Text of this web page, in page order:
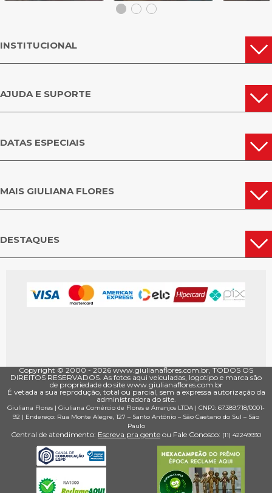
INSTITUCIONAL
AJUDA E SUPORTE
DATAS ESPECIAIS
MAIS GIULIANA FLORES
DESTAQUES
Copyright © 2000 - ­2026 www.giulianaflores.com.br, TODOS OS
DIREITOS RESERVADOS. As fotos aqui veiculadas, logotipo e marca são
de propriedade do site www.giulianaflores.com.br
É vetada a sua reprodução, total ou parcial, sem a expressa autorização da
administradora do site.
Giuliana Flores | Giuliana Comércio de Flores e Arranjos LTDA | CNPJ: 67.389.718/0001­
92 | Endereço: Rua Monte Alegre, 127 – Santo Antônio – São Caetano do Sul – São
Paulo
Central de atendimento: Escreva pra gente ou Fale Conosco: (11) 4224­9930